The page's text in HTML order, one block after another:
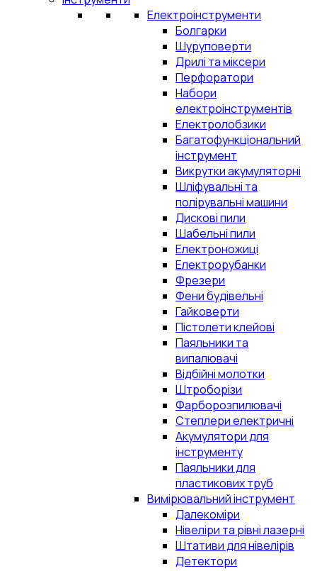
Електроінструменти
Болгарки
Шуруповерти
Дрилі та міксери
Перфоратори
Набори
електроінструментів
Електролобзики
Багатофункціональний
інструмент
Викрутки акумуляторні
Шліфувальні та
полірувальні машини
Дискові пили
Шабельні пили
Електроножиці
Електрорубанки
Фрезери
Фени будівельні
Гайковерти
Пістолети клейові
Паяльники та
випалювачі
Відбійні молотки
Штроборізи
Фарборозпилювачі
Степлери електричні
Акумулятори для
інструменту
Паяльники для
пластикових труб
Вимірювальний інструмент
Далекоміри
Нівеліри та рівні лазерні
Штативи для нівелірів
Детектори